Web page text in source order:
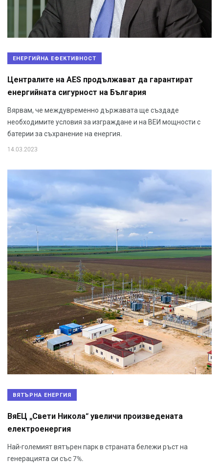
ЕНЕРГИЙНА ЕФЕКТИВНОСТ
Централите на AES продължават да гарантират
енергийната сигурност на България
Вярвам, че междувременно държавата ще създаде
необходимите условия за изграждане и на ВЕИ мощности с
батерии за съхранение на енергия.
14.03.2023
ВЯТЪРНА ЕНЕРГИЯ
ВяЕЦ „Свети Никола“ увеличи произведената
електроенергия
Най-големият вятърен парк в страната бележи ръст на
генерацията си със 7%.